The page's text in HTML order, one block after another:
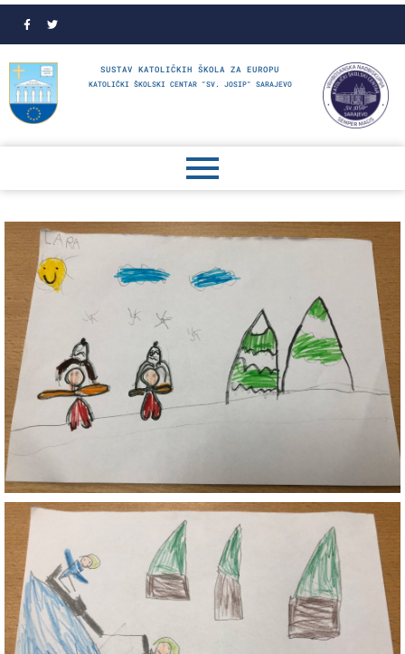
SUSTAV KATOLIČKIH ŠKOLA ZA EUROPU
KATOLIČKI ŠKOLSKI CENTAR "SV. JOSIP" SARAJEVO